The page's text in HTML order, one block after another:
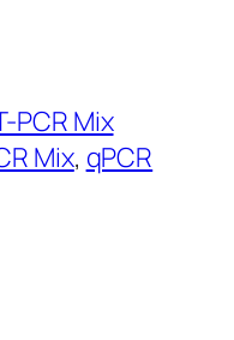
PCR Mix
Mix, qPCR